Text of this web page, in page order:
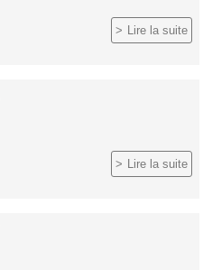
Lire la suite
Lire la suite